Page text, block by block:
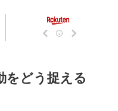
をどう捉える